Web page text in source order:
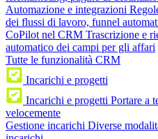
Automazione e integrazioni
dei flussi di lavoro, funnel
CoPilot nel CRM Trascrizione e
automatico dei campi per gli affari
Tutte le funzionalità CRM
Incarichi e progetti
Incarichi e progetti Portare a
velocemente
Gestione incarichi Diverse